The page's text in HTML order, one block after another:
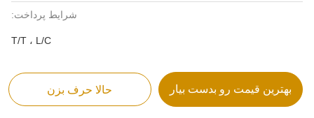
شرایط پرداخت:
T/T ، L/C
بهترین قیمت رو بدست بیار حالا حرف بزن